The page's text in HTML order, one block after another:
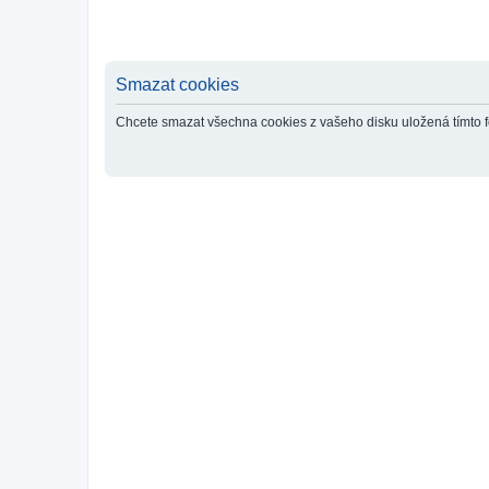
Smazat cookies
Chcete smazat všechna cookies z vašeho disku uložená tímto